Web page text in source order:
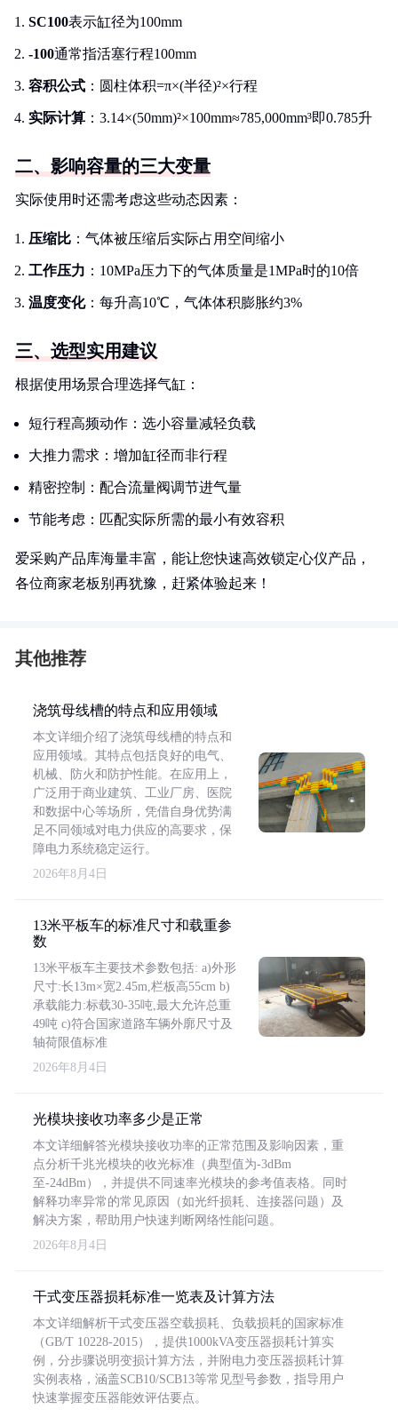
SC100表示缸径为100mm
-100通常指活塞行程100mm
容积公式 ：圆柱体积=π×(半径)²×行程
实际计算 ：3.14×(50mm)²×100mm≈785,000mm³即0.785升
二、影响容量的三大变量
实际使用时还需考虑这些动态因素：
压缩比 ：气体被压缩后实际占用空间缩小
工作压力 ：10MPa压力下的气体质量是1MPa时的10倍
温度变化：每升高10℃，气体体积膨胀约3%
三、选型实用建议
根据使用场景合理选择气缸：
短行程高频动作：选小容量减轻负载
大推力需求：增加缸径而非行程
精密控制：配合流量阀调节进气量
节能考虑：匹配实际所需的最小有效容积
爱采购产品库海量丰富，能让您快速高效锁定心仪产品，
各位商家老板别再犹豫，赶紧体验起来！
其他推荐
浇筑母线槽的特点和应用领域
本文详细介绍了浇筑母线槽的特点和
应用领域。其特点包括良好的电气、
机械、防火和防护性能。在应用上，
广泛用于商业建筑、工业厂房、医院
和数据中心等场所，凭借自身优势满
足不同领域对电力供应的高要求，保
障电力系统稳定运行。
2026年8月4日
13米平板车的标准尺寸和载重参
数
13米平板车主要技术参数包括: a)外形
尺寸:长13m×宽2.45m,栏板高55cm b)
承载能力:标载30-35吨,最大允许总重
49吨 c)符合国家道路车辆外廓尺寸及
轴荷限值标准
2026年8月4日
光模块接收功率多少是正常
本文详细解答光模块接收功率的正常范围及影响因素，重
点分析千兆光模块的收光标准（典型值为-3dBm
至-24dBm），并提供不同速率光模块的参考值表格。同时
解释功率异常的常见原因（如光纤损耗、连接器问题）及
解决方案，帮助用户快速判断网络性能问题。
2026年8月4日
干式变压器损耗标准一览表及计算方法
本文详细解析干式变压器空载损耗、负载损耗的国家标准
（GB/T 10228-2015），提供1000kVA变压器损耗计算实
例，分步骤说明变损计算方法，并附电力变压器损耗计算
实例表格，涵盖SCB10/SCB13等常见型号参数，指导用户
快速掌握变压器能效评估要点。